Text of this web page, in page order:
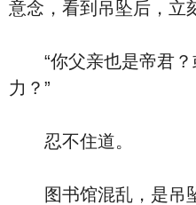
意念，看到吊坠后，立
“你父亲也是帝君？
力？”
忍不住道。
图书馆混乱，是吊